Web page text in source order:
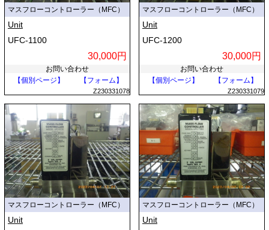
マスフローコントローラー（MFC）
Unit
UFC-1100
30,000円
お問い合わせ
【個別ページ】
【フォーム】
Z230331078
マスフローコントローラー（MFC）
Unit
UFC-1200
30,000円
お問い合わせ
【個別ページ】
【フォーム】
Z230331079
マスフローコントローラー（MFC）
Unit
マスフローコントローラー（MFC）
Unit